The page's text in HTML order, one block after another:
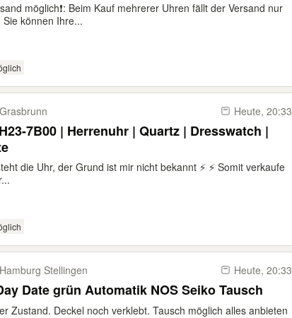
möglich❗️: Beim Kauf mehrerer Uhren fällt der Versand nur
können Ihre...
Heute, 20:33
7B00 | Herrenuhr | Quartz | Dresswatch |
die Uhr, der Grund ist mir nicht bekannt ⚡ ⚡ Somit verkaufe
Stellingen Heute, 20:33
Date grün Automatik NOS Seiko Tausch
Zustand. Deckel noch verklebt. Tausch möglich alles anbieten